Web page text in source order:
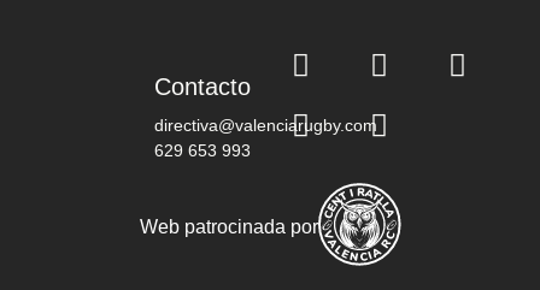
Contacto
directiva@valenciarugby.com
629 653 993
Web patrocinada por